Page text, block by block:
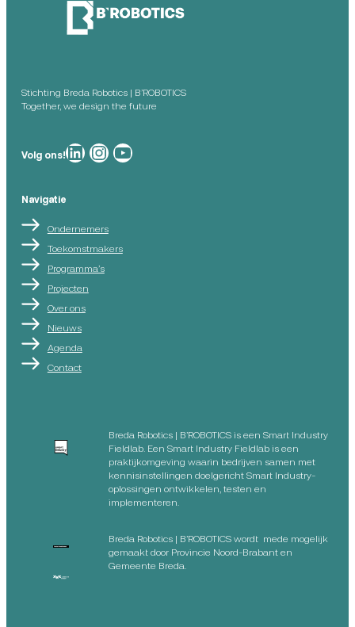
Stichting Breda Robotics | B’ROBOTICS
Together, we design the future
Volg ons!Breda Robotics op Breda Robotics op Instagram
Breda Robotics op
Navigatie
Ondernemers
Toekomstmakers
Programma’s
Projecten
Over ons
Nieuws
Agenda
Contact
Breda Robotics | B’ROBOTICS is een Smart Industry
Fieldlab. Een Smart Industry Fieldlab is een
praktijkomgeving waarin bedrijven samen met
kennisinstellingen doelgericht Smart Industry-
oplossingen ontwikkelen, testen en
implementeren.
Breda Robotics | B’ROBOTICS wordt mede mogelijk
gemaakt door Provincie Noord-Brabant en
Gemeente Breda.